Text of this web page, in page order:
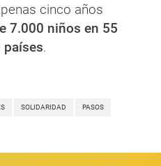
cinco años
e 7.000 niños en 55
países.
SOLIDARIDAD PASOS